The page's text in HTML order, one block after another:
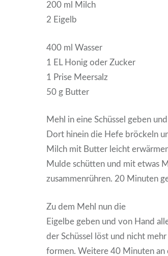
200 ml Milch
2 Eigelb
400 ml Wasser
1 EL Honig oder Zucker
1 Prise Meersalz
50 g Butter
Mehl in eine Schüssel geben
Dort hinein die Hefe bröckeln
Milch mit Butter leicht
Mulde schütten und mit etwas
zusammenrühren. 20 Minuten
Zu dem Mehl nun die
Eigelbe geben und von Hand
der Schüssel löst und nicht
formen. Weitere 40 Minuten